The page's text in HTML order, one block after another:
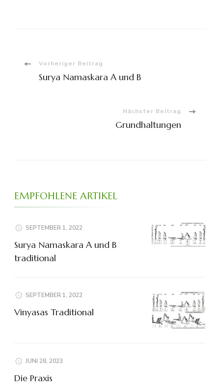
Beitragsnavigation
Vorheriger Beitrag
Surya Namaskara A und B
Nächster Beitrag
Grundhaltungen
EMPFOHLENE ARTIKEL
SEPTEMBER 1, 2022
Surya Namaskara A und B
traditional
SEPTEMBER 1, 2022
Vinyasas Traditional
JUNI 28, 2023
Die Praxis